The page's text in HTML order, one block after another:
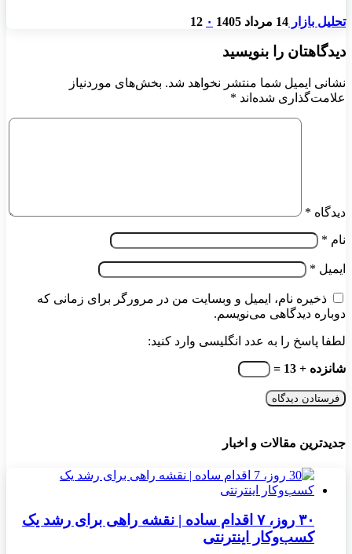
تحلیل بازار 14 مرداد 1405 ۰ 12
دیدگاهتان را بنویسید
نشانی ایمیل شما منتشر نخواهد شد. بخش‌های موردنیاز
علامت‌گذاری شده‌اند *
دیدگاه *
نام *
ایمیل *
ذخیره نام، ایمیل و وبسایت من در مرورگر برای زمانی که
دوباره دیدگاهی می‌نویسم.
لطفا پاسخ را به عدد انگلیسی وارد کنید:
شانزده + 13 =
جدیدترین مقالات و اخبار
۳۰ روز، ۷ اقدام ساده | نقشه راهی برای رشد یک
کسب‌وکار اینترنتی